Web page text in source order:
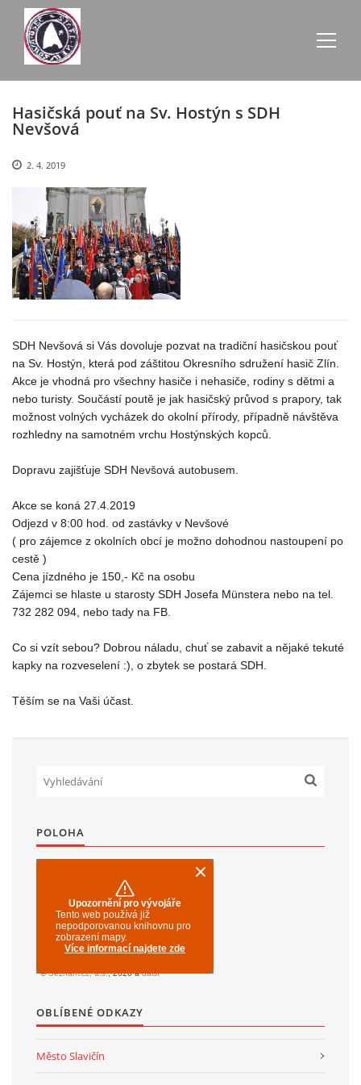
AKTUALITY
ZE SCHŮZÍ
ÚŘEDNÍ DESKA
O NEVŠOVÉ
OBECNÍ BUDOVY
SPOLKY
FOTOGALERIE
INZERCE
MATCH DAY
Hasičská pouť na Sv. Hostýn s SDH
Nevšová
2. 4. 2019
SDH Nevšová si Vás dovoluje pozvat na tradiční hasičskou pouť
na Sv. Hostýn, která pod záštitou Okresního sdružení hasič Zlín.
Akce je vhodná pro všechny hasiče i nehasiče, rodiny s dětmi a
nebo turisty. Součástí poutě je jak hasičský průvod s prapory, tak
možnost volných vycházek do okolní přírody, případně návštěva
rozhledny na samotném vrchu Hostýnských kopců.
Dopravu zajišťuje SDH Nevšová autobusem.
Akce se koná 27.4.2019
Odjezd v 8:00 hod. od zastávky v Nevšové
( pro zájemce z okolních obcí je možno dohodnou nastoupení po
cestě )
Cena jízdného je 150,- Kč na osobu
Zájemci se hlaste u starosty SDH Josefa Münstera nebo na tel.
732 282 094, nebo tady na FB.
Co si vzít sebou? Dobrou náladu, chuť se zabavit a nějaké tekuté
kapky na rozveselení :), o zbytek se postará SDH.
Těším se na Vaši účast.
POLOHA
OBLÍBENÉ ODKAZY
Město Slavičín